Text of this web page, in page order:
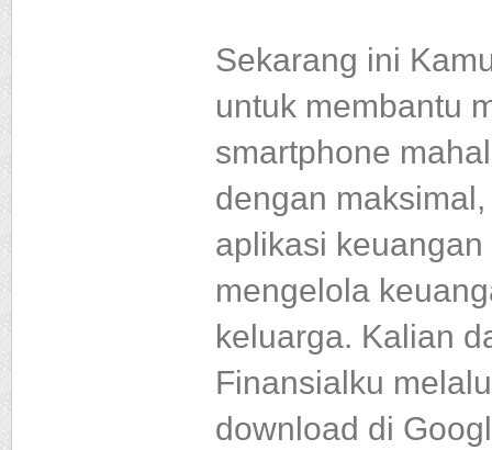
Sekarang ini
untuk membantu
smartphone
dengan
aplikasi
mengelola
keluarga. Kalian
Finansialku
download di